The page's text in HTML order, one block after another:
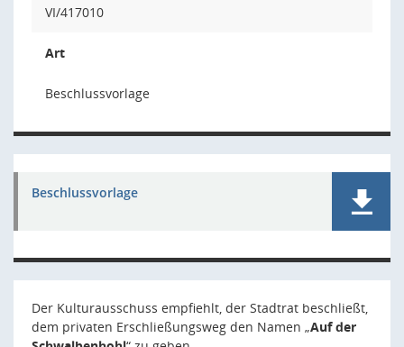
VI/417010
Art
Beschlussvorlage
Beschlussvorlage
Der Kulturausschuss empfiehlt, der Stadtrat beschließt,
dem privaten Erschließungsweg den Namen „Auf der